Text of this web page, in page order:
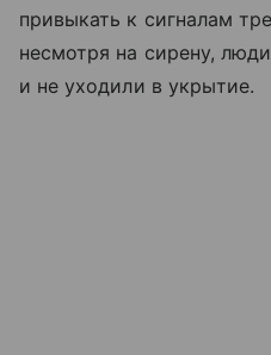
привыкать к сигналам
несмотря на сирену, люди
и не уходили в укрытие.